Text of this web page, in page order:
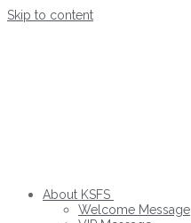
Skip to content
About KSFS
Welcome Message